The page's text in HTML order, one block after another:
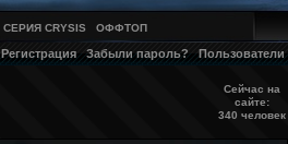
СЕРИЯ CRYSIS ОФФТОП
Регистрация Забыли пароль? Пользователи
Сейчас на
сайте:
340 человек